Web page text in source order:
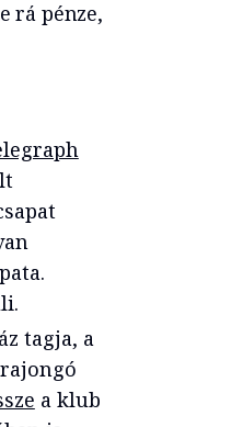
rá pénze,
tagja, a
a klub